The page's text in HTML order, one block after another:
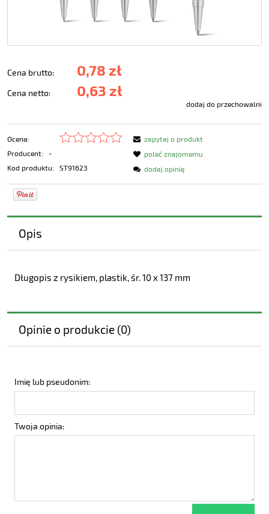
Cena brutto: 0,78 zł
Cena netto: 0,63 zł
dodaj do przechowalni
Ocena:
Producent:
-
Kod produktu:
ST91623
zapytaj o produkt
poleć znajomemu
dodaj opinię
Opis
Długopis z rysikiem, plastik, śr. 10 x 137 mm
Opinie o produkcie (0)
Imię lub pseudonim:
Twoja opinia: